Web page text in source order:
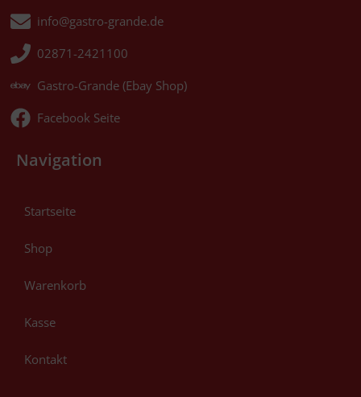
info@gastro-grande.de
02871-2421100
Gastro-Grande (Ebay Shop)
Facebook Seite
Navigation
Startseite
Shop
Warenkorb
Kasse
Kontakt